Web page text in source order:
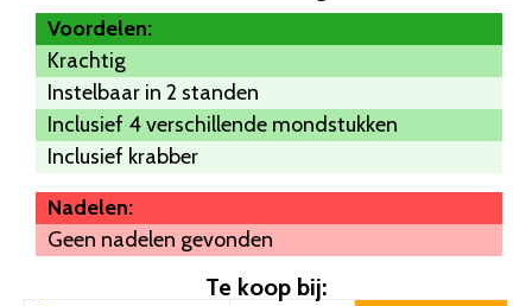
Voordelen:
Krachtig
Instelbaar in 2 standen
Inclusief 4 verschillende mondstukken
Inclusief krabber
Nadelen:
Geen nadelen gevonden
Te koop bij: